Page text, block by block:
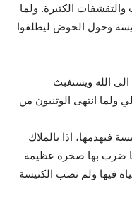
الصلوات والتقشفات الكثيرة. ولما
يحفرون‪ ‬وراء الكنيسة وحول الحوض ليطلقوا
‬فأخذ يتضرع الى الله ويستغبث
‬ولما انتهى الوثنيون من
ليحولوا المياه سيلاً يصدم‪ ‬الكنيسة فيهدمها، اذا بالملاك
ميخائل يظهر بقوة رب الجنود وبيده عصا ضرب‪ ‬بها صخرة عظيمة
كانت قرب الكنيسة، فشقتها، فغارت المياه فيها ولم تصب‪ ‬الكنيسة